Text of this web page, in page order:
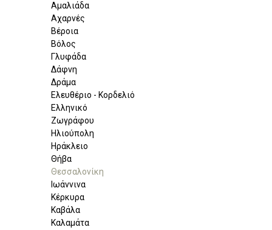
Αμαλιάδα
Αχαρνές
Βέροια
Βόλος
Γλυφάδα
Δάφνη
Δράμα
Ελευθέριο - Κορδελιό
Ελληνικό
Ζωγράφου
Ηλιούπολη
Ηράκλειο
Θήβα
Θεσσαλονίκη
Ιωάννινα
Κέρκυρα
Καβάλα
Καλαμάτα